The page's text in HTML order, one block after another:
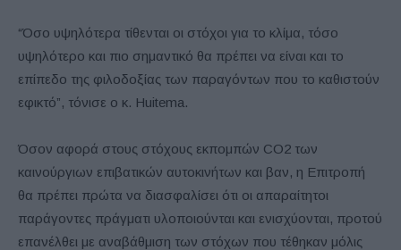
“Όσο υψηλότερα τίθενται οι στόχοι για το κλίμα, τόσο
υψηλότερο και πιο σημαντικό θα πρέπει να είναι και το
επίπεδο της φιλοδοξίας των παραγόντων που το καθιστούν
εφικτό”, τόνισε ο κ. Huitema.
Όσον αφορά στους στόχους εκπομπών CO2 των
καινούργιων επιβατικών αυτοκινήτων και βαν, η Επιτροπή
θα πρέπει πρώτα να διασφαλίσει ότι οι απαραίτητοι
παράγοντες πράγματι υλοποιούνται και ενισχύονται, προτού
επανέλθει με αναβάθμιση των στόχων που τέθηκαν μόλις